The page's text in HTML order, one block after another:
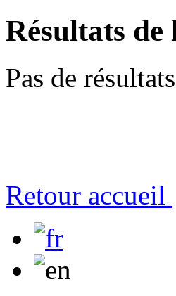
Résultats de
Pas de
Retour accueil